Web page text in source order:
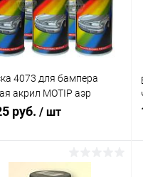
В наличии
4073 для бампера
акрил MOTIP аэр
руб. / шт
В корзину